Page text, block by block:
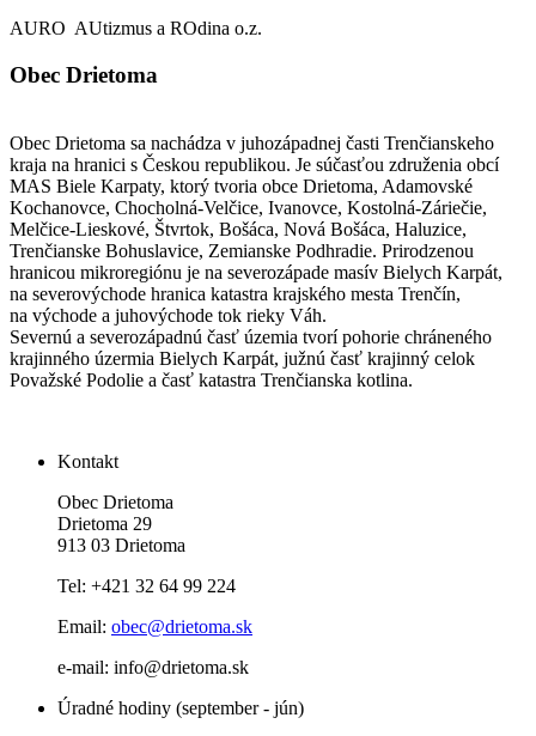
AURO AUtizmus a ROdina o.z.
Obec Drietoma
Obec Drietoma sa nachádza v juhozápadnej časti Trenčianskeho
kraja na hranici s Českou republikou. Je súčasťou združenia obcí
MAS Biele Karpaty, ktorý tvoria obce Drietoma, Adamovské
Kochanovce, Chocholná-Velčice, Ivanovce, Kostolná-Záriečie,
Melčice-Lieskové, Štvrtok, Bošáca, Nová Bošáca, Haluzice,
Trenčianske Bohuslavice, Zemianske Podhradie. Prirodzenou
hranicou mikroregiónu je na severozápade masív Bielych Karpát,
na severovýchode hranica katastra krajského mesta Trenčín,
na východe a juhovýchode tok rieky Váh.
Severnú a severozápadnú časť územia tvorí pohorie chráneného
krajinného úzermia Bielych Karpát, južnú časť krajinný celok
Považské Podolie a časť katastra Trenčianska kotlina.
Kontakt
Obec Drietoma
Drietoma 29
913 03 Drietoma
Tel: +421 32 64 99 224
Email: obec@drietoma.sk
e-mail: info@drietoma.sk
Úradné hodiny (september - jún)